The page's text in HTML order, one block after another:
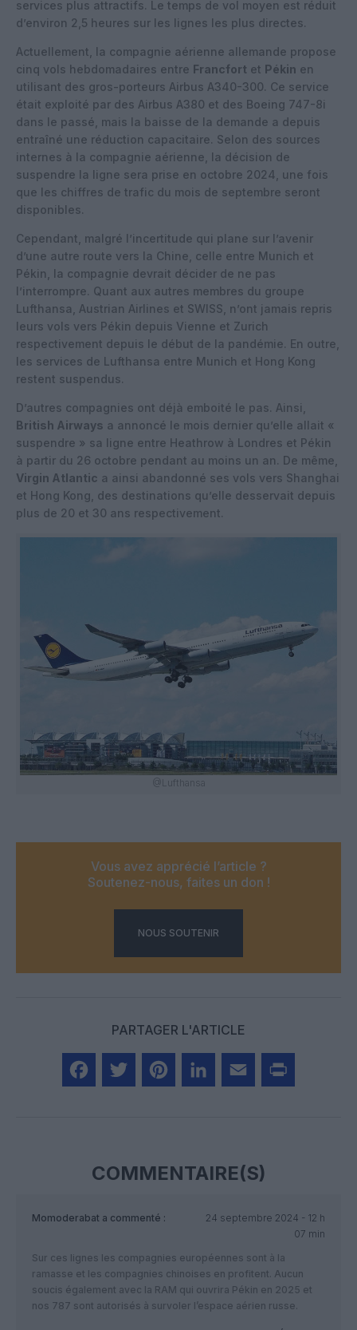
services plus attractifs. Le temps de vol moyen est réduit
d’environ 2,5 heures sur les lignes les plus directes.
Actuellement, la compagnie aérienne allemande propose
cinq vols hebdomadaires entre Francfort et Pékin en
utilisant des gros-porteurs Airbus A340-300. Ce service
était exploité par des Airbus A380 et des Boeing 747-8i
dans le passé, mais la baisse de la demande a depuis
entraîné une réduction capacitaire. Selon des sources
internes à la compagnie aérienne, la décision de
suspendre la ligne sera prise en octobre 2024, une fois
que les chiffres de trafic du mois de septembre seront
disponibles.
Cependant, malgré l’incertitude qui plane sur l’avenir
d’une autre route vers la Chine, celle entre Munich et
Pékin, la compagnie devrait décider de ne pas
l’interrompre. Quant aux autres membres du groupe
Lufthansa, Austrian Airlines et SWISS, n’ont jamais repris
leurs vols vers Pékin depuis Vienne et Zurich
respectivement depuis le début de la pandémie. En outre,
les services de Lufthansa entre Munich et Hong Kong
restent suspendus.
D’autres compagnies ont déjà emboité le pas. Ainsi,
British Airways a annoncé le mois dernier qu’elle allait «
suspendre » sa ligne entre Heathrow à Londres et Pékin
à partir du 26 octobre pendant au moins un an. De même,
Virgin Atlantic a ainsi abandonné ses vols vers Shanghai
et Hong Kong, des destinations qu’elle desservait depuis
plus de 20 et 30 ans respectivement.
@Lufthansa
Vous avez apprécié l’article ?
Soutenez-nous, faites un don !
NOUS SOUTENIR
PARTAGER L'ARTICLE
COMMENTAIRE(S)
Momoderabat a commenté :
24 septembre 2024 - 12 h
07 min
Sur ces lignes les compagnies européennes sont à la
ramasse et les compagnies chinoises en profitent. Aucun
soucis également avec la RAM qui ouvrira Pékin en 2025 et
nos 787 sont autorisés à survoler l’espace aérien russe.